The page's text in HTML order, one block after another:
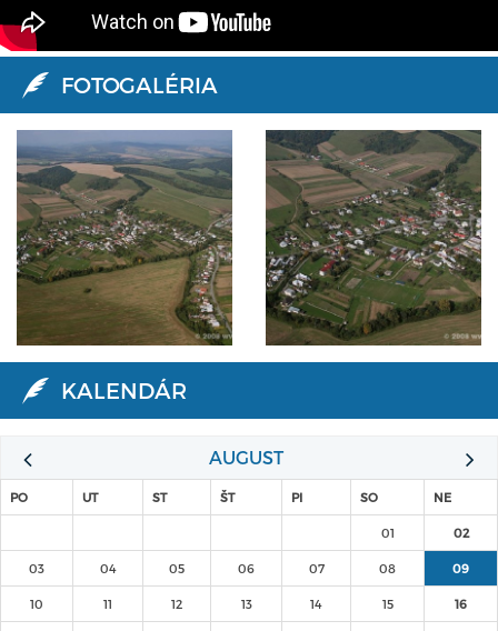
FOTOGALÉRIA
KALENDÁR
AUGUST
PO UT ST ŠT PI SO NE
01 02
03 04 05 06 07 08 09
10 11 12 13 14 15 16